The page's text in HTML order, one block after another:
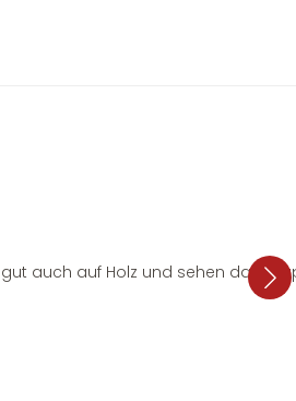
auch auf Holz und sehen dazu